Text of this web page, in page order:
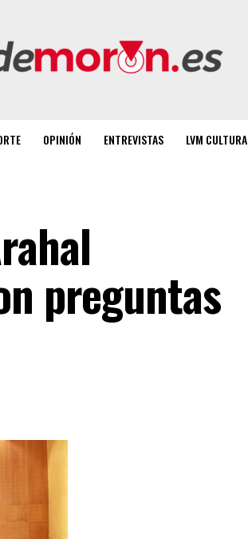
OPINIÓN ENTREVISTAS LVM CULTURA
preguntas